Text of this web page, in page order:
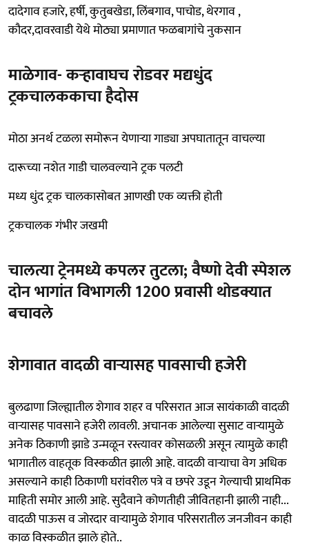
दादेगाव हजारे, हर्षी, कुतुबखेडा, लिंबगाव, पाचोड, थेरगाव ,
कौदर,दावरवाडी येथे मोठ्या प्रमाणात फळबागांचे नुकसान
माळेगाव- कऱ्हावाघच रोडवर मद्यधुंद
ट्रकचालककाचा हैदोस
मोठा अनर्थ टळला समोरून येणाऱ्या गाड्या अपघातातून वाचल्या
दारूच्या नशेत गाडी चालवल्याने ट्रक पलटी
मध्य धुंद ट्रक चालकासोबत आणखी एक व्यक्ती होती
ट्रकचालक गंभीर जखमी
चालत्या ट्रेनमध्ये कपलर तुटला; वैष्णो देवी स्पेशल
दोन भागांत विभागली 1200 प्रवासी थोडक्यात
बचावले
शेगावात वादळी वाऱ्यासह पावसाची हजेरी
बुलढाणा जिल्ह्यातील शेगाव शहर व परिसरात आज सायंकाळी वादळी
वाऱ्यासह पावसाने हजेरी लावली. अचानक आलेल्या सुसाट वाऱ्यामुळे
अनेक ठिकाणी झाडे उन्मळून रस्त्यावर कोसळली असून त्यामुळे काही
भागातील वाहतूक विस्कळीत झाली आहे. वादळी वाऱ्याचा वेग अधिक
असल्याने काही ठिकाणी घरांवरील पत्रे व छपरे उडून गेल्याची प्राथमिक
माहिती समोर आली आहे. सुदैवाने कोणतीही जीवितहानी झाली नाही...
वादळी पाऊस व जोरदार वाऱ्यामुळे शेगाव परिसरातील जनजीवन काही
काळ विस्कळीत झाले होते..